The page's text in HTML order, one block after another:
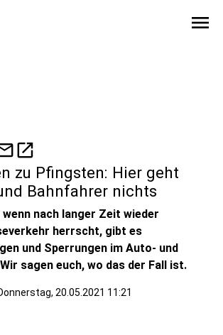
menu
open_in_new
zu Pfingsten: Hier geht
Bahnfahrer nichts
nach langer Zeit wieder
herrscht, gibt es
und Sperrungen im Auto- und
sagen euch, wo das der Fall ist.
20.05.2021 11:21